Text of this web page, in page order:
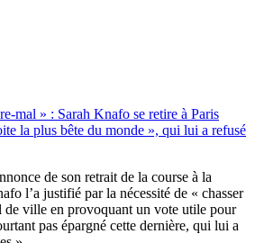
mal » : Sarah Knafo se retire à Paris
la plus bête du monde », qui lui a refusé
de son retrait de la course à la
l’a justifié par la nécessité de « chasser
de ville en provoquant un vote utile pour
pas épargné cette dernière, qui lui a